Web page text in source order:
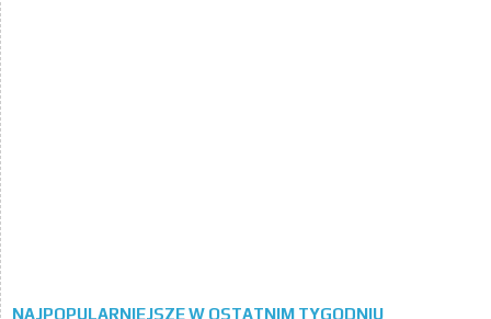
NAJPOPULARNIEJSZE W OSTATNIM TYGODNIU